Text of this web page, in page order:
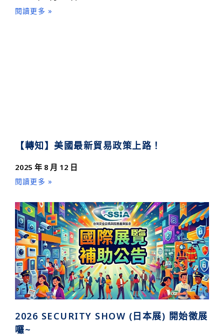
閱讀更多 »
【轉知】美國最新貿易政策上路！
2025 年 8 月 12 日
閱讀更多 »
2026 SECURITY SHOW (日本展) 開始徵展
囉~